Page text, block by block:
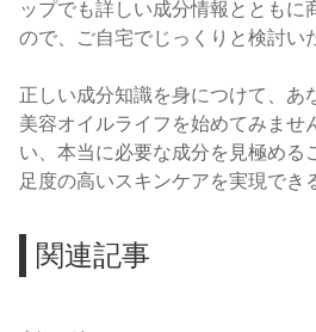
ップでも詳しい成分情報とともに
ので、ご自宅でじっくりと検討い
正しい成分知識を身につけて、あ
美容オイルライフを始めてみませ
い、本当に必要な成分を見極める
足度の高いスキンケアを実現でき
関連記事